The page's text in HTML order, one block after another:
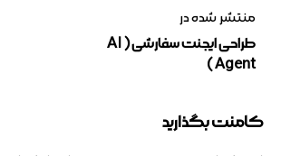
منتشر شده در
طراحی ایجنت سفارشی ( AI
Agent )
کامنت بگذارید